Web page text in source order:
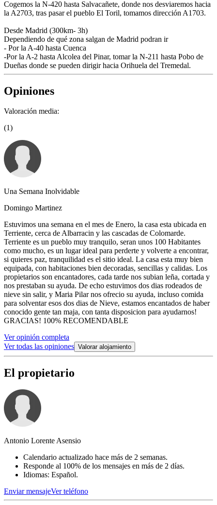
Cogemos la N-420 hasta Salvacañete, donde nos desviaremos hacia
la A2703, tras pasar el pueblo El Toril, tomamos dirección A1703.
Desde Madrid (300km- 3h)
Dependiendo de qué zona salgan de Madrid podran ir
- Por la A-40 hasta Cuenca
-Por la A-2 hasta Alcolea del Pinar, tomar la N-211 hasta Pobo de
Dueñas donde se pueden dirigir hacia Orihuela del Tremedal.
Opiniones
Valoración media:
(1)
Una Semana Inolvidable
Domingo Martinez
Estuvimos una semana en el mes de Enero, la casa esta ubicada en
Terriente, cerca de Albarracin y las cascadas de Colomarde.
Terriente es un pueblo muy tranquilo, seran unos 100 Habitantes
como mucho, es un lugar ideal para perderte y volverte a encontrar,
si quieres paz, tranquilidad es el sitio ideal. La casa esta muy bien
equipada, con habitaciones bien decoradas, sencillas y calidas. Los
propietarios son encantadores, cada tarde nos subian leña, cortada y
nos prestaban su ayuda. De echo estuvimos dos dias rodeados de
nieve sin salir, y Maria Pilar nos ofrecio su ayuda, incluso comida
para solventar esos dos dias de Nieve, estamos encantados de haber
conocido gente tan maja, con tanta disposicion para ayudarnos!
GRACIAS! 100% RECOMENDABLE
Ver opinión completa
Ver todas las opiniones Valorar alojamiento
El propietario
Antonio Lorente Asensio
Calendario actualizado hace más de 2 semanas.
Responde al 100% de los mensajes en más de 2 días.
Idiomas: Español.
Enviar mensajeVer teléfono